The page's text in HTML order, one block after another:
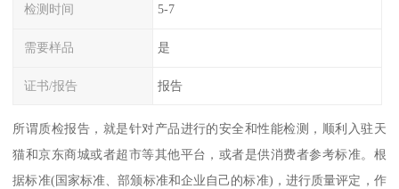
检测时间 5-7
需要样品 是
证书/报告 报告
所谓质检报告，就是针对产品进行的安全和性能检测，顺利入驻天
猫和京东商城或者超市等其他平台，或者是供消费者参考标准。根
据标准(国家标准、部颁标准和企业自己的标准)，进行质量评定，作